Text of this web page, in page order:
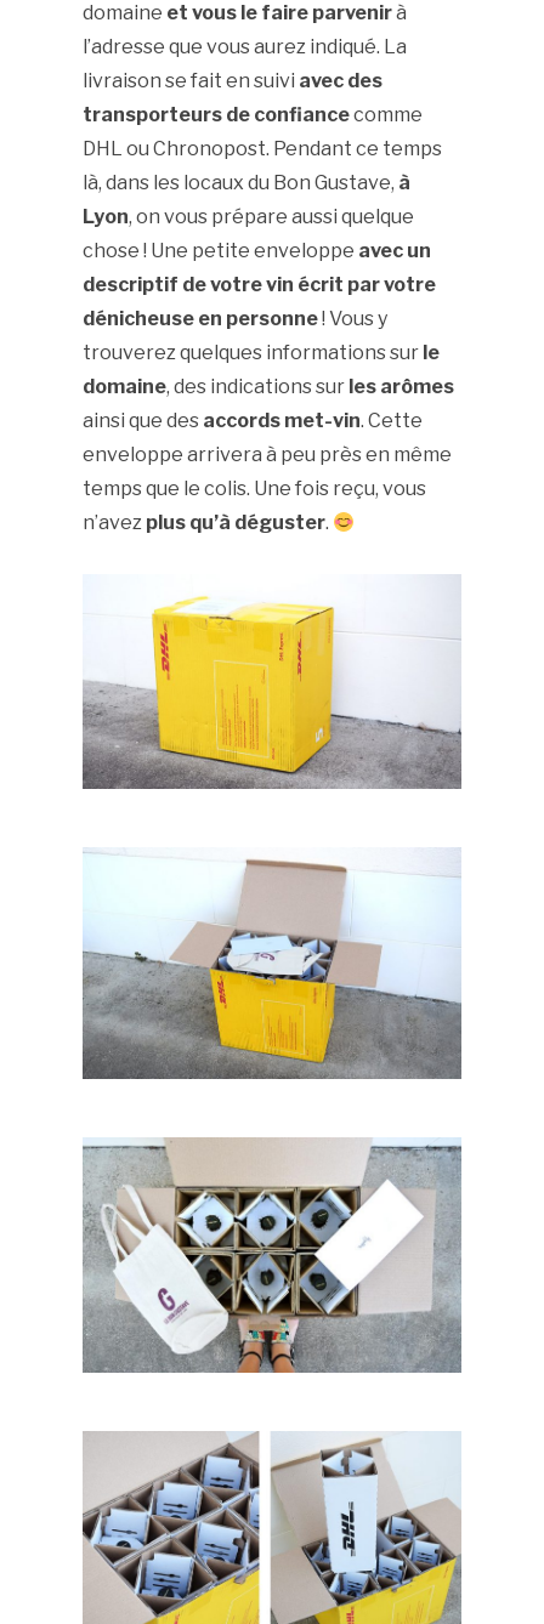
domaine et vous le faire parvenirà
l’adresse que vous aurez indiqué. La
livraison se fait en suivi avec des
transporteurs de confiancecomme
DHL ou Chronopost. Pendant ce temps
là, dans les locaux du Bon Gustave, à
Lyon, on vous prépare aussi quelque
chose ! Une petite enveloppe avec un
descriptif de votre vin écrit par votre
dénicheuse en personne! Vous y
trouverez quelques informations sur le
domaine, des indications surles arômes
ainsi que des accords met-vin. Cette
enveloppe arrivera à peu près en même
temps que le colis. Une fois reçu, vous
n’avezplus qu’à déguster.